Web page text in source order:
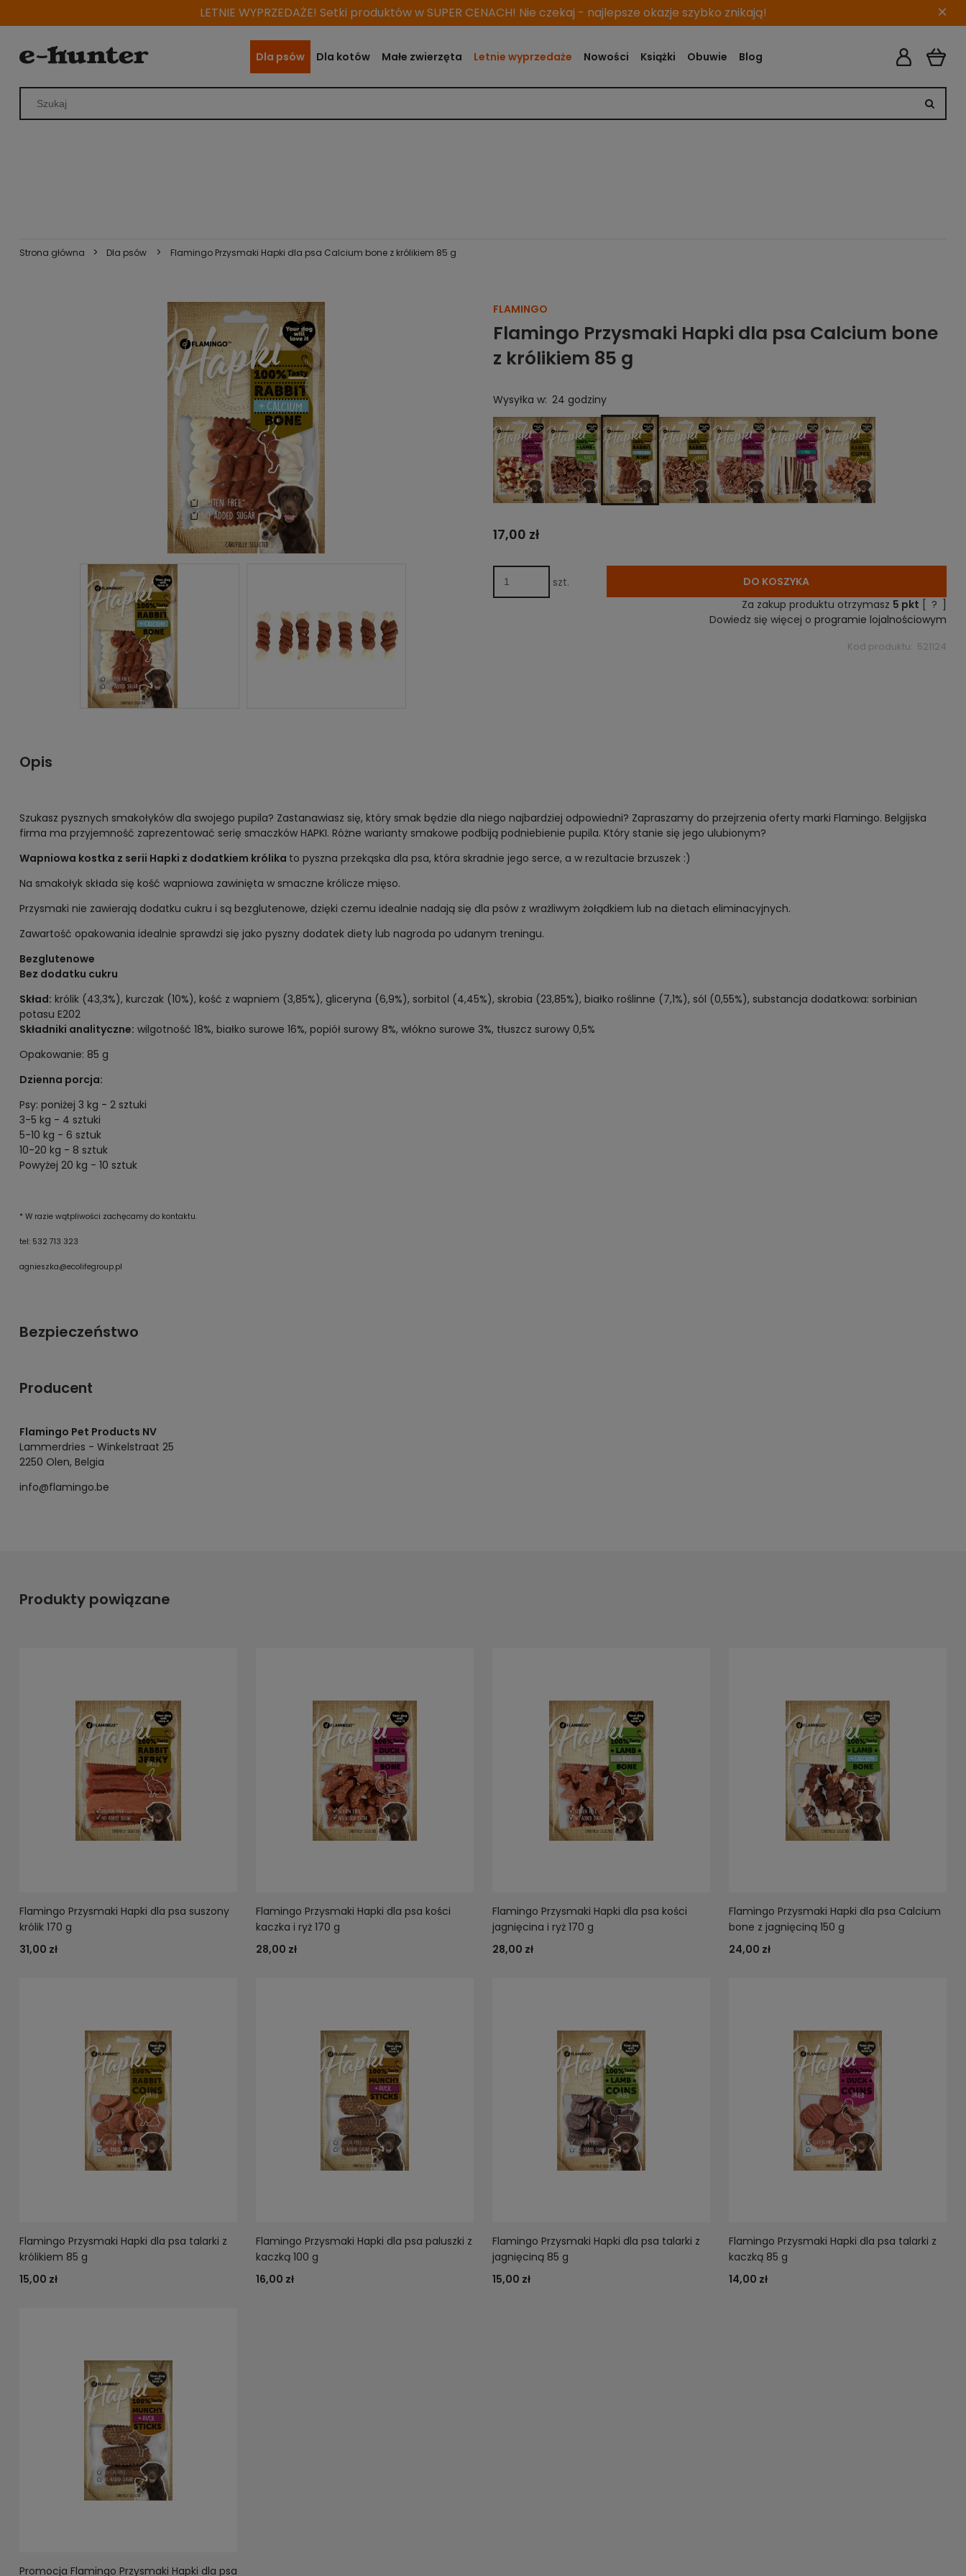
LETNIE WYPRZEDAŻE! Setki produktów w SUPER CENACH! Nie czekaj - najlepsze okazje szybko znikają! ×
Dla psów Dla kotów Małe zwierzęta Letnie wyprzedaże Nowości Książki Obuwie Blog
Strona główna > Dla psów > Flamingo Przysmaki Hapki dla psa Calcium bone z królikiem 85 g
FLAMINGO
Flamingo Przysmaki Hapki dla psa Calcium bone
z królikiem 85 g
Wysyłka w: 24 godziny
17,00 zł
szt.
DO KOSZYKA
Za zakup produktu otrzymasz 5 pkt [ ? ]
Dowiedz się więcej oprogramie lojalnościowym
Kod produktu: 521124
Opis
Szukasz pysznych smakołyków dla swojego pupila? Zastanawiasz się, który smak będzie dla niego najbardziej odpowiedni? Zapraszamy do przejrzenia oferty marki Flamingo. Belgijska
firma ma przyjemność zaprezentować serię smaczków HAPKI. Różne warianty smakowe podbiją podniebienie pupila. Który stanie się jego ulubionym?
Wapniowa kostka z serii Hapki z dodatkiem królika to pyszna przekąska dla psa, która skradnie jego serce, a w rezultacie brzuszek :)
Na smakołyk składa się kość wapniowa zawinięta w smaczne królicze mięso.
Przysmaki nie zawierają dodatku cukru i są bezglutenowe, dzięki czemu idealnie nadają się dla psów z wrażliwym żołądkiem lub na dietach eliminacyjnych.
Zawartość opakowania idealnie sprawdzi się jako pyszny dodatek diety lub nagroda po udanym treningu.
Bezglutenowe
Bez dodatku cukru
Skład: królik (43,3%), kurczak (10%), kość z wapniem (3,85%), gliceryna (6,9%), sorbitol (4,45%), skrobia (23,85%), białko roślinne (7,1%), sól (0,55%), substancja dodatkowa: sorbinian
potasu E202
Składniki analityczne: wilgotność 18%, białko surowe 16%, popiół surowy 8%, włókno surowe 3%, tłuszcz surowy 0,5%
Opakowanie: 85 g
Dzienna porcja:
Psy: poniżej 3 kg - 2 sztuki
3-5 kg - 4 sztuki
5-10 kg - 6 sztuk
10-20 kg - 8 sztuk
Powyżej 20 kg - 10 sztuk
* W razie wątpliwości zachęcamy do kontaktu.
tel: 532 713 323
agnieszka@ecolifegroup.pl
Bezpieczeństwo
Producent
Flamingo Pet Products NV
Lammerdries - Winkelstraat 25
2250 Olen, Belgia
info@flamingo.be
Produkty powiązane
Flamingo Przysmaki Hapki dla psa suszony
królik 170 g
31,00 zł
Flamingo Przysmaki Hapki dla psa kości
kaczka i ryż 170 g
28,00 zł
Flamingo Przysmaki Hapki dla psa kości
jagnięcina i ryż 170 g
28,00 zł
Flamingo Przysmaki Hapki dla psa Calcium
bone z jagnięciną 150 g
24,00 zł
Flamingo Przysmaki Hapki dla psa talarki z
królikiem 85 g
15,00 zł
Flamingo Przysmaki Hapki dla psa paluszki z
kaczką 100 g
16,00 zł
Flamingo Przysmaki Hapki dla psa talarki z
jagnięciną 85 g
15,00 zł
Flamingo Przysmaki Hapki dla psa talarki z
kaczką 85 g
14,00 zł
Promocja Flamingo Przysmaki Hapki dla psa